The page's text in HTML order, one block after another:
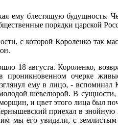
ему блестящую будущность.
порядки царской
с которой Короленко так
18 августа. Короленко,
очерке
ему в лицо, - вспоминал
шевелюрой. В
и цвет этого лица был
приехал в
мы его увидали, с